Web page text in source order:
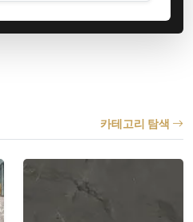
카테고리 탐색